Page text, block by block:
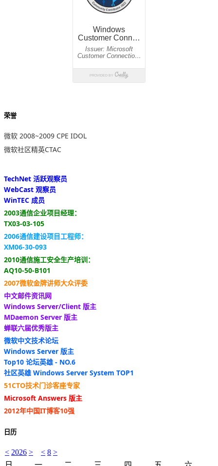
荣誉
微软 2008~2009 CPE IDOL
微软社区精英CTAC
TechNet 活跃观察员
WebCast 观察员
WinTEC 成员
2003通信企业项目经理：
TX03-03-105
2006通信建设项目工程师：
XM06-30-093
2010通信施工安全生产培训：
AQ10-50-B101
2007微软金牌讲师大众评委
中文邮件资讯网
Windows Server/Client 版主
MDaemon Server 版主
蝉联六届优秀版主
微软中文技术论坛
Windows Server 版主
Top10 论坛英雄 - NO.6
社区英雄 Windows Server System TOP1
51CTO技术门诊客座专家
Microsoft Answers 版主
2012年中国IT博客10强
日历
< 2026 > < 8 >